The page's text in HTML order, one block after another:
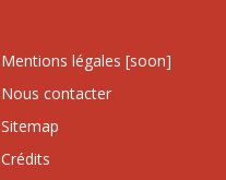
Mentions légales [soon]
Nous contacter
Sitemap
Crédits